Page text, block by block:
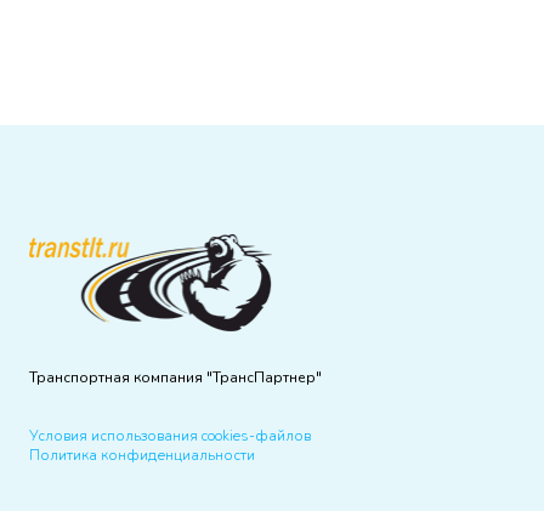
Транспортная компания "ТрансПартнер"
Условия использования cookies-файлов
Политика конфиденциальности